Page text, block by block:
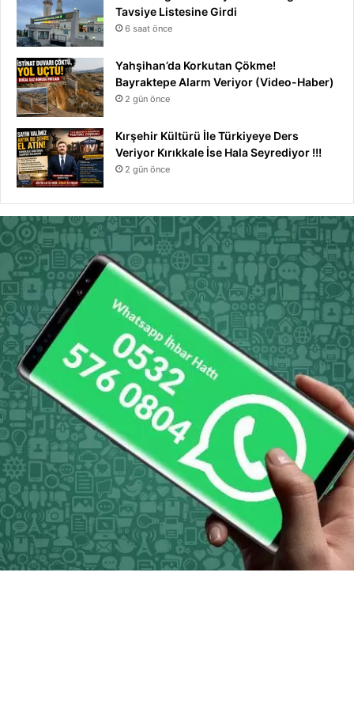
Tavsiye Listesine Girdi
6 saat önce
Yahşihan’da Korkutan Çökme!
Bayraktepe Alarm Veriyor (Video-Haber)
2 gün önce
Kırşehir Kültürü İle Türkiyeye Ders
Veriyor Kırıkkale İse Hala Seyrediyor !!!
2 gün önce